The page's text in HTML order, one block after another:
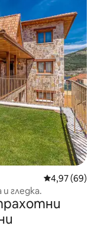
Средна
4,97 (69)
гледка.